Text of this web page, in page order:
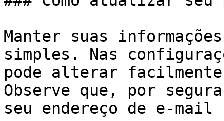
Manter suas
simples. Nas
pode alterar facilmente
Observe que, por
seu endereço de e-